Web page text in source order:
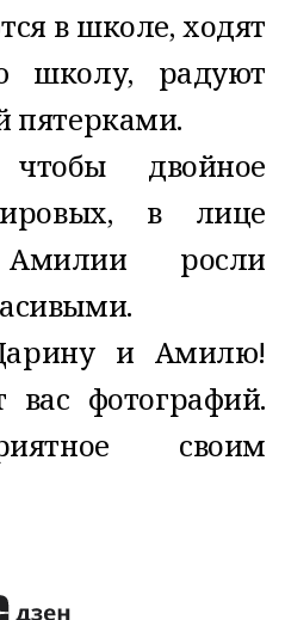
в школе, ходят
школу, радуют
пятерками.
двойное
в лице
росли
и Амилю!
фотографий.
своим